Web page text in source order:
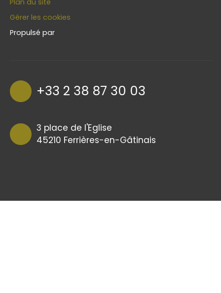
Gérer les cookies
Propulsé par
+33 2 38 87 30 03
3 place de l'Eglise
45210 Ferrières-en-Gâtinais